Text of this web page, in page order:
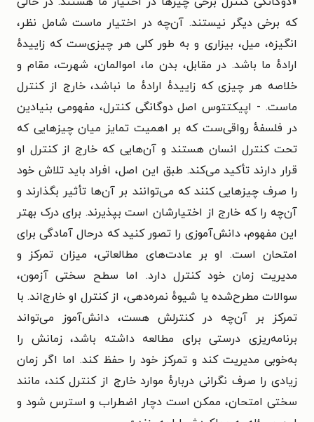
که برخی دیگر نیستند. آن‌چه در اختیار ماست شامل نظر،
انگیزه، میل، بیزاری و به‌ طور کلی هر چیزی‌ست که زاییدهٔ
ارادهٔ ما باشد. در مقابل، بدن ما، اموالمان، شهرت، مقام و
خلاصه هر چیزی که زاییدهٔ ارادهٔ ما نباشد، خارج از کنترل
ماست. - اپیکتتوس اصل دوگانگی کنترل، مفهومی بنیادین
در فلسفهٔ رواقی‌ست که بر اهمیت تمایز میان چیزهایی که
تحت کنترل انسان هستند و آن‌هایی که خارج از کنترل او
قرار دارند تأکید می‌کند. طبق این اصل، افراد باید تلاش خود
را صرف چیزهایی کنند که می‌توانند بر آن‌ها تأثیر بگذارند و
آن‌چه را که خارج از اختیارشان است بپذیرند. برای درک بهتر
این مفهوم، دانش‌آموزی را تصور کنید که درحال آمادگی برای
امتحان است. او بر عادت‌های مطالعاتی، میزان تمرکز و
مدیریت زمان خود کنترل دارد. اما سطح سختی آزمون،
سوالات مطرح‌شده یا شیوهٔ نمره‌دهی، از کنترل او خارج‌اند. با
تمرکز بر آن‌چه در کنترلش هست، دانش‌آموز می‌تواند
برنامه‌ریزی درستی برای مطالعه داشته باشد، زمانش را
به‌خوبی مدیریت کند و تمرکز خود را حفظ کند. اما اگر زمان
زیادی را صرف نگرانی دربارهٔ موارد خارج از کنترل کند، مانند
سختی امتحان، ممکن است دچار اضطراب و استرس شود و